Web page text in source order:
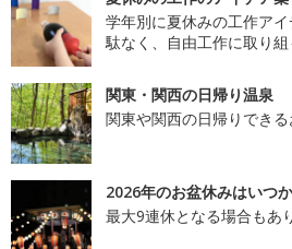
学年別に夏休みの工作ア
駄なく、自由工作に取り組
関東・関西の日帰り温泉
関東や関西の日帰りでき
2026年のお盆休みはいつ
最大9連休となる場合もあ